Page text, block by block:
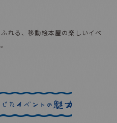
れる、移動絵本屋の楽しいイベ